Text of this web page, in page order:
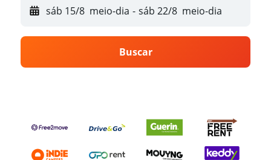
sáb 15/8 meio-dia - sáb 22/8 meio-dia
Buscar